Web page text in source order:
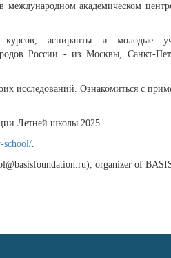
академическом
аспиранты и молодые
России - из Москвы, Санкт-
исследований. Ознакомиться с
Летней школы 2025.
school/.
organizer of